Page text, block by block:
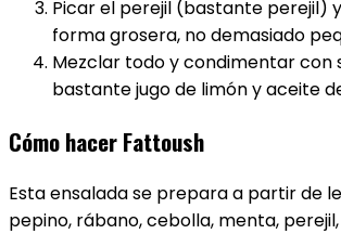
Picar el perejil (bastante perejil)
forma grosera, no demasiado
Mezclar todo y condimentar con
bastante jugo de limón y aceite
Cómo hacer Fattoush
Esta ensalada se prepara a partir de
pepino, rábano, cebolla, menta,